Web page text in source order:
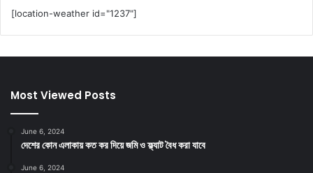
[location-weather id="1237"]
Most Viewed Posts
June 6, 2024
দেশের কোন এলাকায় কত কর দিয়ে জমি ও ফ্ল্যাট বৈধ করা যাবে
June 6, 2024